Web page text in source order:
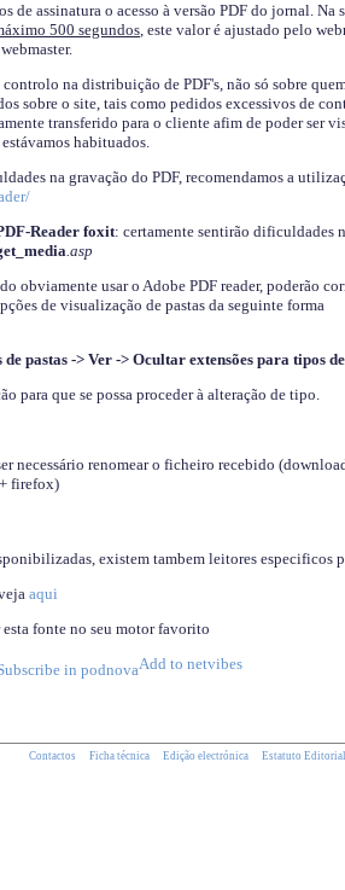
de assinatura o acesso à versão PDF do jornal. Na
500 segundos, este valor é ajustado pelo
na distribuição de PDF's, não só sobre
sobre o site, tais como pedidos excessivos de
transferido para o cliente afim de poder ser
habituados.
na gravação do PDF, recomendamos a
Reader foxit: certamente sentirão dificuldades
.asp
obviamente usar o Adobe PDF reader, poderão
de visualização de pastas da seguinte forma
pastas -> Ver -> Ocultar extensões para tipos
para que se possa proceder à alteração de tipo.
necessário renomear o ficheiro recebido
firefox)
existem tambem leitores especificos
aqui
fonte no seu motor favorito
Contactos Ficha técnica Edição electrónica Estatuto Editorial